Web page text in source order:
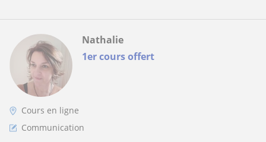
1er cours offert
Nathalie
Cours en ligne
Communication